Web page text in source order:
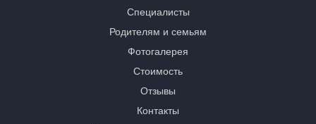
Специалисты
Родителям и семьям
Фотогалерея
Стоимость
Отзывы
Контакты